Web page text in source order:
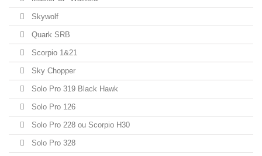
Skywolf
Quark SRB
Scorpio 1&21
Sky Chopper
Solo Pro 319 Black Hawk
Solo Pro 126
Solo Pro 228 ou Scorpio H30
Solo Pro 328